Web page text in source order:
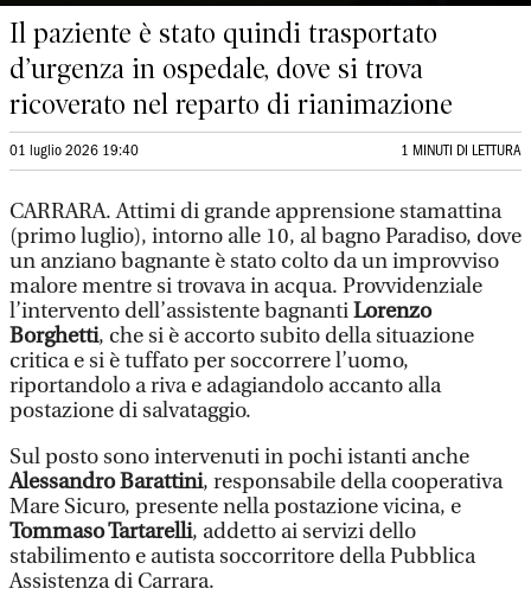
Il paziente è stato quindi trasportato
d’urgenza in ospedale, dove si trova
ricoverato nel reparto di rianimazione
01 luglio 2026 19:40 1 MINUTI DI LETTURA
CARRARA. Attimi di grande apprensione stamattina
(primo luglio), intorno alle 10, al bagno Paradiso, dove
un anziano bagnante è stato colto da un improvviso
malore mentre si trovava in acqua. Provvidenziale
l’intervento dell’assistente bagnantiLorenzo
Borghetti, che si è accorto subito della situazione
critica e si è tuffato per soccorrere l’uomo,
riportandolo a riva e adagiandolo accanto alla
postazione di salvataggio.
Sul posto sono intervenuti in pochi istanti anche
Alessandro Barattini, responsabile della cooperativa
Mare Sicuro, presente nella postazione vicina, e
Tommaso Tartarelli, addetto ai servizi dello
stabilimento e autista soccorritore della Pubblica
Assistenza di Carrara.